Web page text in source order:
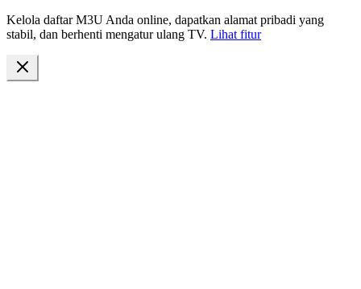
Kelola daftar M3U Anda online, dapatkan alamat pribadi yang
stabil, dan berhenti mengatur ulang TV. Lihat fitur